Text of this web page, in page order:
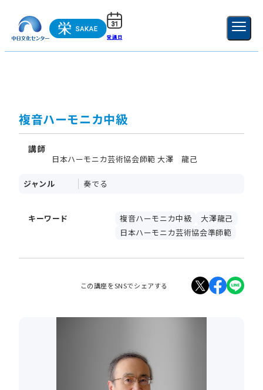
受講日 新規登録
複音ハーモニカ中級
講師
日本ハーモニカ芸術協会師範 大澤 龍己
ジャンル 奏でる
キーワード 複音ハーモニカ中級
大澤龍己
日本ハーモニカ芸術協会準師範
この講座をSNSでシェアする